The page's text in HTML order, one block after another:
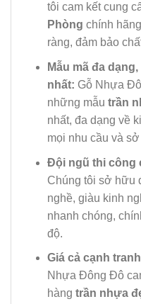
tôi cam kết cung
Phòng chính
ràng, đảm bảo
Mẫu mã đa
nhất: Gỗ Nhựa
những mẫu trần
nhất, đa dạng về
mọi nhu cầu và
Đội ngũ thi công
Chúng tôi sở hữu
nghề, giàu kinh
nhanh chóng,
độ.
Giá cả cạnh
Nhựa Đông Đô
hàng trần nhựa